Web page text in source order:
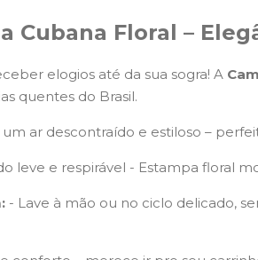
Cubana Floral –
elogios até da sua sogra! A
quentes do Brasil.
um ar descontraído e estiloso –
leve e respirável - Estampa floral
- Lave à mão ou no ciclo delicado,